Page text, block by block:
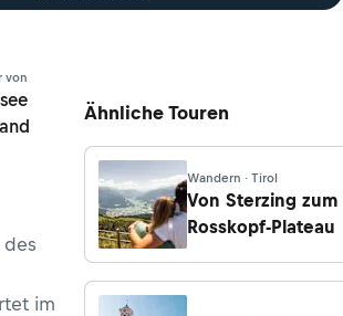
von
im
Ähnliche Touren
Wandern · Tirol
Von Sterzing zum
Rosskopf-Plateau